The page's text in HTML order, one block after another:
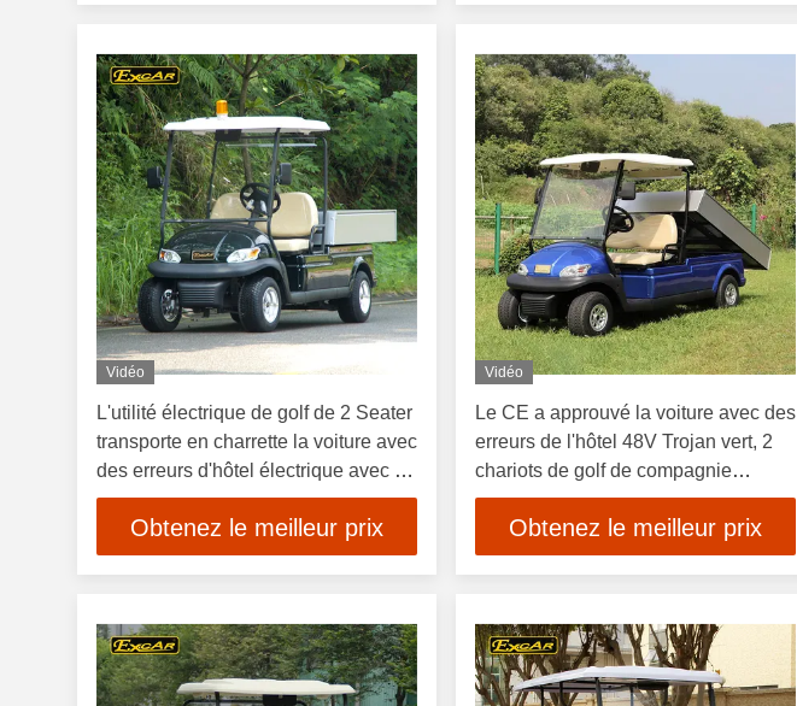
Vidéo
L'utilité électrique de golf de 2 Seater
transporte en charrette la voiture avec
des erreurs d'hôtel électrique avec la
cargaison en aluminium
Obtenez le meilleur prix
Vidéo
Le CE a approuvé la voiture avec des
erreurs de l'hôtel 48V Trojan vert, 2
chariots de golf de compagnie
d'électricité de sièges
Obtenez le meilleur prix